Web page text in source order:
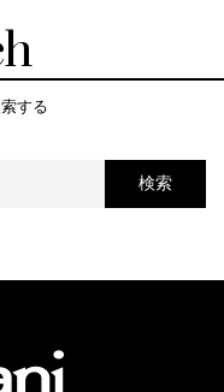
する
検索